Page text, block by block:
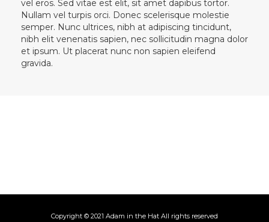
vel eros. Sed vitae est elit, sit amet dapibus tortor.
Nullam vel turpis orci. Donec scelerisque molestie
semper. Nunc ultrices, nibh at adipiscing tincidunt,
nibh elit venenatis sapien, nec sollicitudin magna dolor
et ipsum. Ut placerat nunc non sapien eleifend
gravida.
Copyright © 2021 Adam in the Hat All rights reserved